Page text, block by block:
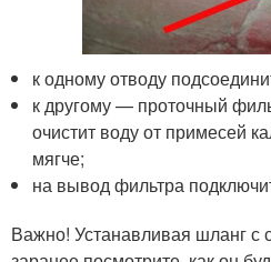
к одному отводу
к другому — проточный
очистит воду от примесей
мягче;
на вывод фильтра
Важно! Устанавливая шланг с